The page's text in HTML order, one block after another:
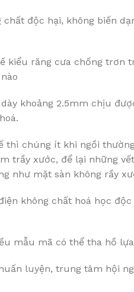
chất độc hại, không biến
kiểu răng cưa chống
khoảng 2.5mm chịu
thì chúng ít khi ngồi
trầy xước, để lại những
như mặt sàn không rầy
không chất hoá học
mẫu mã có thể tha hồ
luyện, trung tâm hội